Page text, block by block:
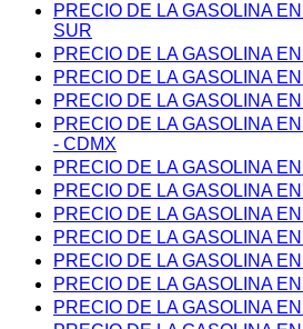
PRECIO DE LA GASOLINA
SUR
PRECIO DE LA GASOLINA
PRECIO DE LA GASOLINA
PRECIO DE LA GASOLINA
PRECIO DE LA GASOLINA
- CDMX
PRECIO DE LA GASOLINA
PRECIO DE LA GASOLINA
PRECIO DE LA GASOLINA
PRECIO DE LA GASOLINA
PRECIO DE LA GASOLINA
PRECIO DE LA GASOLINA
PRECIO DE LA GASOLINA